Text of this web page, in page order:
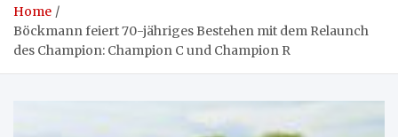
Home
Böckmann feiert 70-jähriges Bestehen mit dem Relaunch
des Champion: Champion C und Champion R